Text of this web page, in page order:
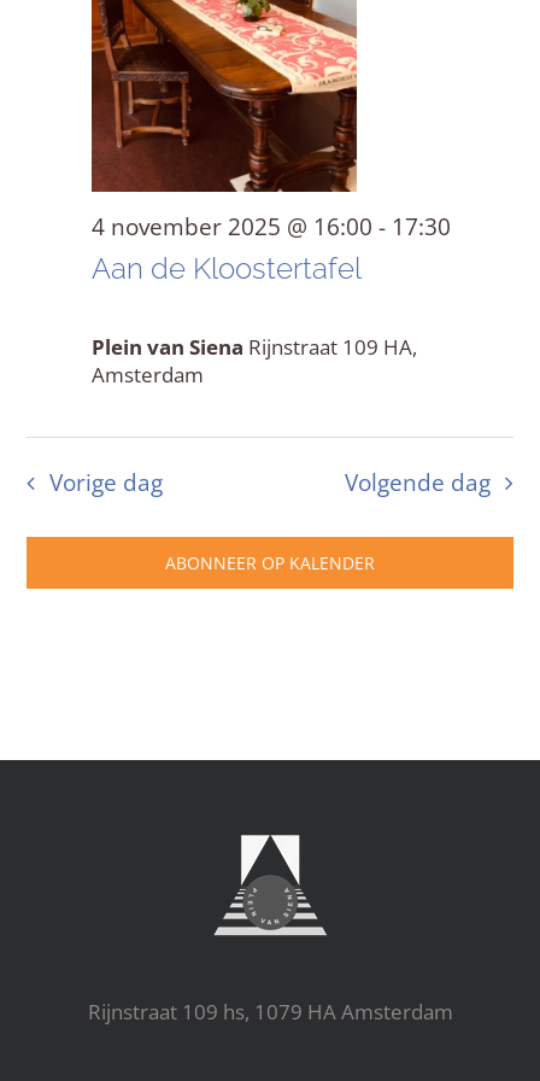
november
2025
Aan de Kloostertafel
4 november 2025 @ 16:00 - 17:30
Plein van Siena Rijnstraat 109 HA,
Amsterdam
Vorige dag Volgende dag
ABONNEER OP KALENDER
Rijnstraat 109 hs, 1079 HA Amsterdam